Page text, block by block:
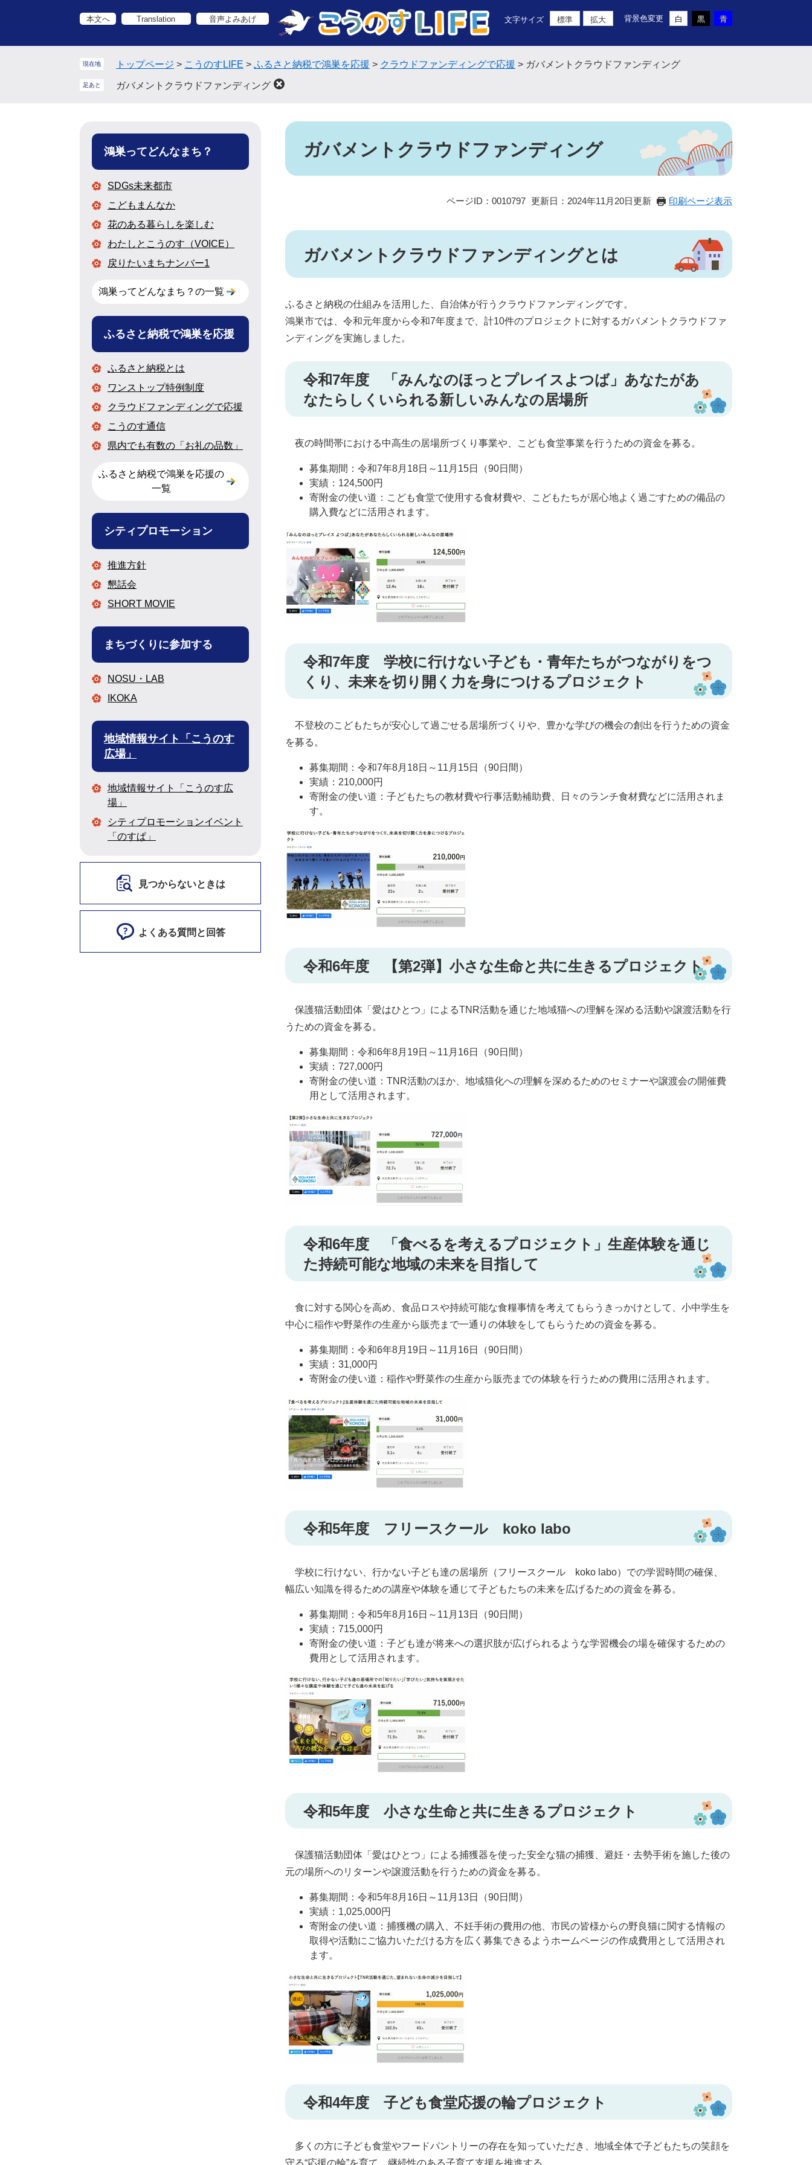
本文へ Translation 音声よみあげ 文字サイズ 標準 拡大 背景色変更 白 黒 青
現在地 トップページ > こうのすLIFE > ふるさと納税で鴻巣を応援 > クラウドファンディングで応援 > ガバメントクラウドファンディング
足あと ガバメントクラウドファンディング
本
ガバメントクラウドファンディング
ページID：0010797 更新日：2024年11月20日更新 印刷ページ表示
ガバメントクラウドファンディングとは
ふるさと納税の仕組みを活用した、自治体が行うクラウドファンディングです。
鴻巣市では、令和元年度から令和7年度まで、計10件のプロジェクトに対するガバメントクラウドファ
ンディングを実施しました。
令和7年度 「みんなのほっとプレイスよつば」あなたがあ
なたらしくいられる新しいみんなの居場所
夜の時間帯における中高生の居場所づくり事業や、こども食堂事業を行うための資金を募る。
募集期間：令和7年8月18日～11月15日（90日間）
実績：124,500円
寄附金の使い道：こども食堂で使用する食材費や、こどもたちが居心地よく過ごすための備品の
購入費などに活用されます。
令和7年度 学校に行けない子ども・青年たちがつながりをつ
くり、未来を切り開く力を身につけるプロジェクト
不登校のこどもたちが安心して過ごせる居場所づくりや、豊かな学びの機会の創出を行うための資金
を募る。
募集期間：令和7年8月18日～11月15日（90日間）
実績：210,000円
寄附金の使い道：子どもたちの教材費や行事活動補助費、日々のランチ食材費などに活用されま
す。
令和6年度 【第2弾】小さな生命と共に生きるプロジェクト
保護猫活動団体「愛はひとつ」によるTNR活動を通じた地域猫への理解を深める活動や譲渡活動を行
うための資金を募る。
募集期間：令和6年8月19日～11月16日（90日間）
実績：727,000円
寄附金の使い道：TNR活動のほか、地域猫化への理解を深めるためのセミナーや譲渡会の開催費
用として活用されます。
令和6年度 「食べるを考えるプロジェクト」生産体験を通じ
た持続可能な地域の未来を目指して
食に対する関心を高め、食品ロスや持続可能な食糧事情を考えてもらうきっかけとして、小中学生を
中心に稲作や野菜作の生産から販売まで一通りの体験をしてもらうための資金を募る。
募集期間：令和6年8月19日～11月16日（90日間）
実績：31,000円
寄附金の使い道：稲作や野菜作の生産から販売までの体験を行うための費用に活用されます。
令和5年度 フリースクール koko labo
学校に行けない、行かない子ども達の居場所（フリースクール koko labo）での学習時間の確保、
幅広い知識を得るための講座や体験を通じて子どもたちの未来を広げるための資金を募る。
募集期間：令和5年8月16日～11月13日（90日間）
実績：715,000円
寄附金の使い道：子ども達が将来への選択肢が広げられるような学習機会の場を確保するための
費用として活用されます。
令和5年度 小さな生命と共に生きるプロジェクト
保護猫活動団体「愛はひとつ」による捕獲器を使った安全な猫の捕獲、避妊・去勢手術を施した後の
元の場所へのリターンや譲渡活動を行うための資金を募る。
募集期間：令和5年8月16日～11月13日（90日間）
実績：1,025,000円
寄附金の使い道：捕獲機の購入、不妊手術の費用の他、市民の皆様からの野良猫に関する情報の
取得や活動にご協力いただける方を広く募集できるようホームページの作成費用として活用され
ます。
令和4年度 子ども食堂応援の輪プロジェクト
多くの方に子ども食堂やフードパントリーの存在を知っていただき、地域全体で子どもたちの笑顔を
鴻巣ってどんなまち？
SDGs未来都市
こどもまんなか
花のある暮らしを楽しむ
わたしとこうのす（VOICE）
戻りたいまちナンバー1
鴻巣ってどんなまち？の一覧
ふるさと納税で鴻巣を応援
ふるさと納税とは
ワンストップ特例制度
クラウドファンディングで応援
こうのす通信
県内でも有数の「お礼の品数」
ふるさと納税で鴻巣を応援の
一覧
シティプロモーション
推進方針
懇話会
SHORT MOVIE
まちづくりに参加する
NOSU・LAB
IKOKA
地域情報サイト「こうのす
広場」
地域情報サイト「こうのす広
場」
シティプロモーションイベント
「のすぱ」
見つからないときは
よくある質問と回答